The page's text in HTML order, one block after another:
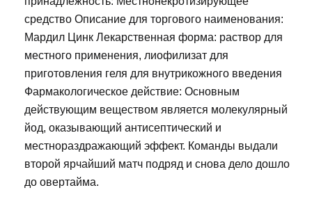
средство Описание для торгового наименования:
Мардил Цинк Лекарственная форма: раствор для
местного применения, лиофилизат для
приготовления геля для внутрикожного введения
Фармакологическое действие: Основным
действующим веществом является молекулярный
йод, оказывающий антисептический и
местнораздражающий эффект. Команды выдали
второй ярчайший матч подряд и снова дело дошло
до овертайма.